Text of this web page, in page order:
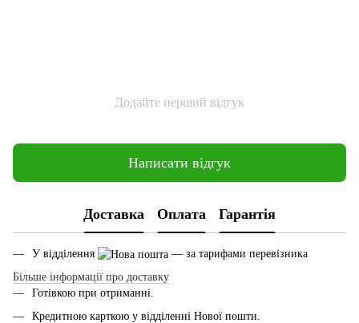
Додайте перший відгук
Написати відгук
Доставка Оплата Гарантія
У відділення
— за тарифами перевізника
Більше інформації про доставку
Готівкою при отриманні.
Кредитною карткою у відділенні Нової пошти.